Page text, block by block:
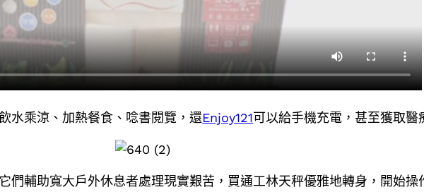
水乘涼、加熱餐食、唸書閱覽，還Enjoy121可以給手機充電，甚至獲取
們輔助寬大戶外休息者處理現實艱苦，買通工林天秤優雅地轉身，開始操